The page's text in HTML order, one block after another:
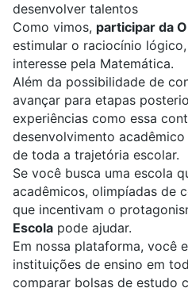
desenvolver talentos
Como vimos, participar da
estimular o raciocínio
interesse pela Matemática.
Além da possibilidade de
avançar para etapas
experiências como essa
desenvolvimento
de toda a trajetória escolar.
Se você busca uma escola
acadêmicos, olimpíadas de
que incentivam o
Escola pode ajudar.
Em nossa plataforma, você
instituições de ensino em
comparar bolsas de estudo